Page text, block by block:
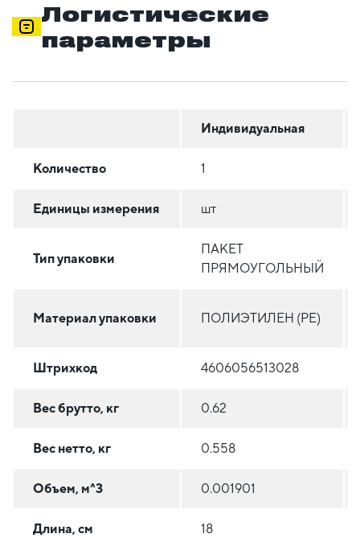
Логистические
параметры
Индивидуальная
Количество 1
Единицы измерения шт
Тип упаковки
ПАКЕТ
ПРЯМОУГОЛЬНЫЙ
Материал упаковки ПОЛИЭТИЛЕН (PE)
Штрихкод 4606056513028
Вес брутто, кг 0.62
Вес нетто, кг 0.558
Объем, м^3 0.001901
Длина, см 18